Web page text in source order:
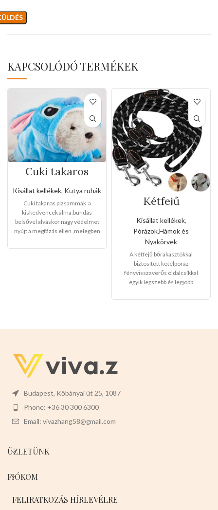
KAPCSOLÓDÓ TERMÉKEK
Cuki takaros
méretben)
Kisállat kellékek, Kutya ruhák
Cuki takaros pizsammák a
kiskedvencek álma,bundás
belsővel alváskor nagy védelmet
nyújt a megfázás ellen ,melegben
nagyot.Méretei :S-M-LFajtái:-
Kétfejű
bőrakasztókkal
biztosított
kötélpóráz
fényvisszaverős
oldalcsíkkal(Kis
méret)
Kisállat kellékek,
Pórázok,Hámok és
Nyakörvek
A kétfejű bőrakasztókkal
biztosított kötélpóráz
fényvisszaverős oldalcsíkkal
egyik legszebb és legjobb
már egy kézzel tudják vezetni a
mást.Maximálisan bírja a kutyák
Budapest, Kőbányai út 25, 1087
Phone: +36 30 300 6300
Email: vivazhang58@gmail.com
ÜZLETÜNK
FIÓKOM
FELIRATKOZÁS HÍRLEVÉLRE